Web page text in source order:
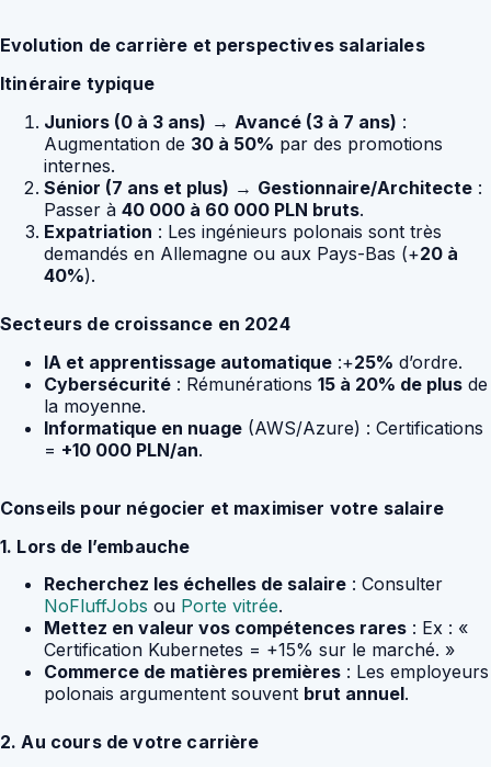
Evolution de carrière et perspectives salariales
Itinéraire typique
Juniors (0 à 3 ans) → Avancé (3 à 7 ans) :
Augmentation de 30 à 50% par des promotions
internes.
Sénior (7 ans et plus) → Gestionnaire/Architecte :
Passer à 40 000 à 60 000 PLN bruts.
Expatriation : Les ingénieurs polonais sont très
demandés en Allemagne ou aux Pays-Bas (+20 à
40%).
Secteurs de croissance en 2024
IA et apprentissage automatique :+25% d’ordre.
Cybersécurité : Rémunérations 15 à 20% de plus de
la moyenne.
Informatique en nuage (AWS/Azure) : Certifications
= +10 000 PLN/an.
Conseils pour négocier et maximiser votre salaire
1. Lors de l’embauche
Recherchez les échelles de salaire : Consulter
NoFluffJobs ou Porte vitrée.
Mettez en valeur vos compétences rares : Ex : «
Certification Kubernetes = +15% sur le marché. »
Commerce de matières premières : Les employeurs
polonais argumentent souvent brut annuel.
2. Au cours de votre carrière